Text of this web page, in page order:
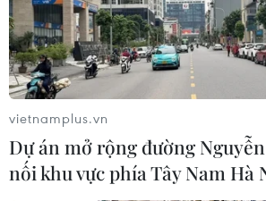
vietnamplus.vn
Dự án mở rộng đường
nối khu vực phía Tây Nam Hà